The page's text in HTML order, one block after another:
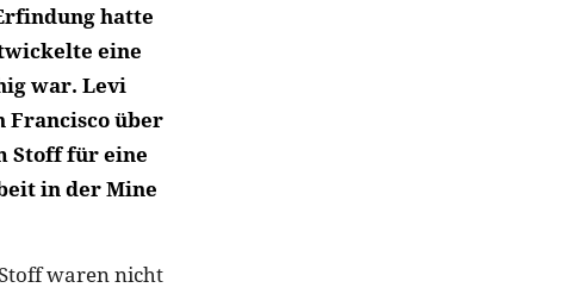
hatte
eine
war. Levi
Francisco über
Stoff für eine
in der Mine
waren nicht